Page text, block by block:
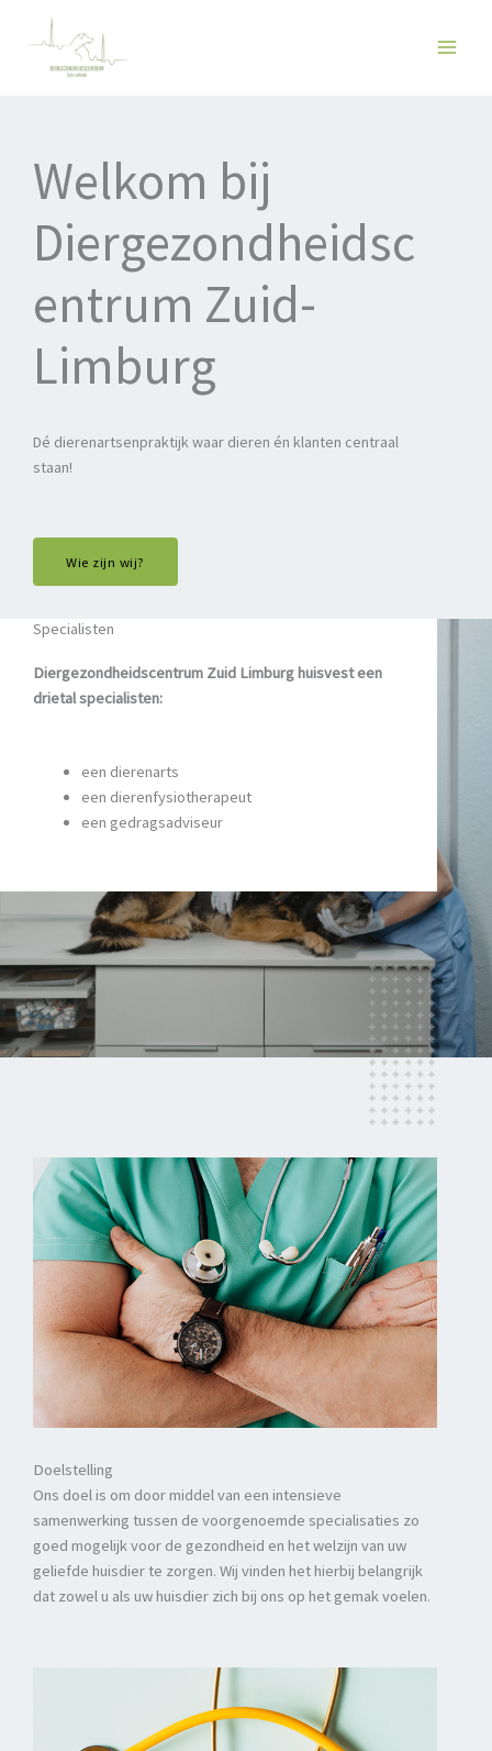
Welkom bij
Diergezondheidsc
entrum Zuid-
Limburg
Dé dierenartsenpraktijk waar dieren én klanten centraal
staan!
Wie zijn wij?
Specialisten
Diergezondheidscentrum Zuid Limburg huisvest een
drietal specialisten:
een dierenarts
een dierenfysiotherapeut
een gedragsadviseur
Doelstelling
Ons doel is om door middel van een intensieve
samenwerking tussen de voorgenoemde specialisaties zo
goed mogelijk voor de gezondheid en het welzijn van uw
geliefde huisdier te zorgen. Wij vinden het hierbij belangrijk
dat zowel u als uw huisdier zich bij ons op het gemak voelen.